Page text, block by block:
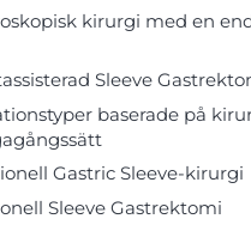
kirurgi med en
Sleeve
baserade på
Gastric Sleeve-kirurgi
Sleeve Gastrektomi